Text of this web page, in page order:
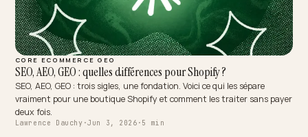
AI SEARCH RECOVERY
Ending SGE vs Paid Shopping Cannibalization